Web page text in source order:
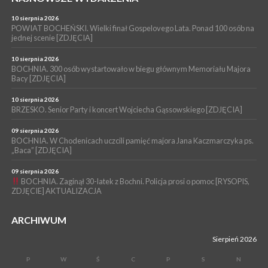
BOCHNIA. W niedzielę memoriałowy Bieg Majora Bacy. Będą
zmiany w organizacji ruchu [MAPA]
06 sierpnia 2026
BOCHNIA. Podpisano umowę na wykonanie dokumentacji
projektowej przebudowy ulicy Dołuszyckiej
10 sierpnia 2026
POWIAT BOCHEŃSKI. Wielki finał Gospelovego Lata. Ponad 100 osób na
jednej scenie [ZDJĘCIA]
10 sierpnia 2026
BOCHNIA. 300 osób wystartowało w biegu głównym Memoriału Majora
Bacy [ZDJĘCIA]
10 sierpnia 2026
BRZESKO. Senior Party i koncert Wojciecha Gąssowskiego [ZDJĘCIA]
09 sierpnia 2026
BOCHNIA. W Chodenicach uczcili pamięć majora Jana Kaczmarczyka ps.
„Baca” [ZDJĘCIA]
09 sierpnia 2026
BOCHNIA. Zaginął 30-latek z Bochni. Policja prosi o pomoc [RYSOPIS,
ZDJĘCIE] AKTUALIZACJA
ARCHIWUM
Sierpień 2026
P W Ś C P S N